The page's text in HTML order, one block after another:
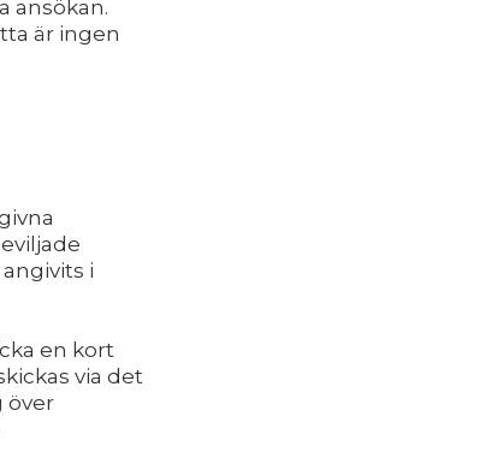
ansökan.
är ingen
i
en kort
via det
över